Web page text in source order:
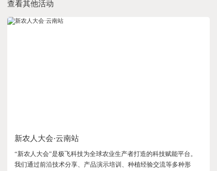
查看其他活动
新农人大会·云南站
“新农人大会”是极飞科技为全球农业生产者打造的科技赋能平台。
我们通过前沿技术分享、产品演示培训、种植经验交流等多种形